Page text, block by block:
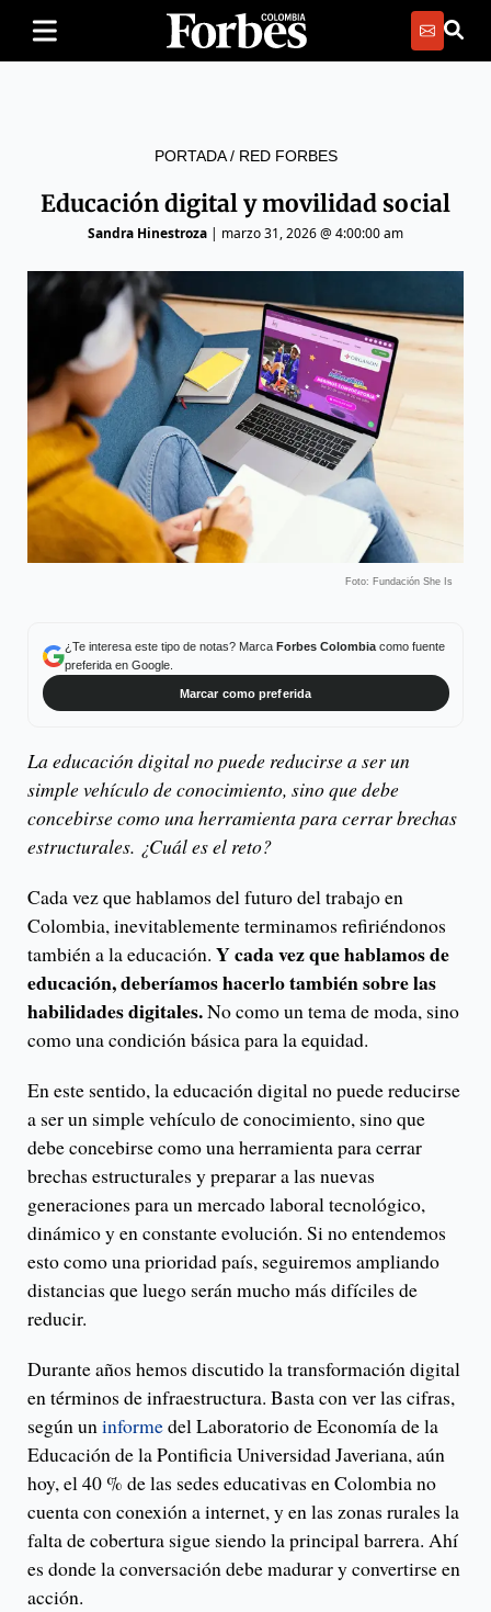
PORTADA/ RED FORBES
Educación digital y movilidad social
Sandra Hinestroza | marzo 31, 2026 @ 4:00:00 am
Foto: Fundación She Is
¿Te interesa este tipo de notas? Marca Forbes Colombiacomo fuente
preferida en Google.
Marcar como preferida
La educación digital no puede reducirse a ser un
simple vehículo de conocimiento, sino que debe
concebirse como una herramienta para cerrar brechas
estructurales. ¿Cuál es el reto?
Cada vez que hablamos del futuro del trabajo en
Colombia, inevitablemente terminamos refiriéndonos
también a la educación. Y cada vez que hablamos de
educación, deberíamos hacerlo también sobre las
habilidades digitales.No como un tema de moda, sino
como una condición básica para la equidad.
En este sentido, la educación digital no puede reducirse
a ser un simple vehículo de conocimiento, sino que
debe concebirse como una herramienta para cerrar
brechas estructurales y preparar a las nuevas
generaciones para un mercado laboral tecnológico,
dinámico y en constante evolución. Si no entendemos
esto como una prioridad país, seguiremos ampliando
distancias que luego serán mucho más difíciles de
reducir.
Durante años hemos discutido la transformación digital
en términos de infraestructura. Basta con ver las cifras,
según uninformedel Laboratorio de Economía de la
Educación de la Pontificia Universidad Javeriana, aún
hoy, el 40 % de las sedes educativas en Colombia no
cuenta con conexión a internet, y en las zonas rurales la
falta de cobertura sigue siendo la principal barrera. Ahí
es donde la conversación debe madurar y convertirse en
acción.